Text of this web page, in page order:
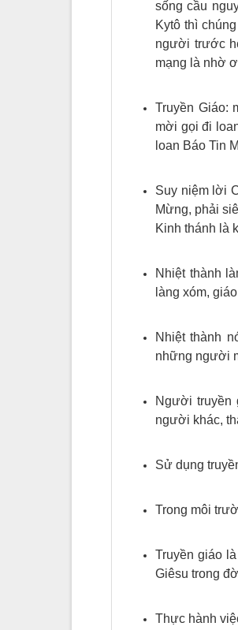
sống cầu
Kytô thì
người trước
mạng là nhờ
Truyền Giáo:
mời gọi đi
loan Báo Tin
Suy niệm lời
Mừng, phải
Kinh thánh là
Nhiệt thành
làng xóm,
Nhiệt thành
những người
Người truyền
người khác,
Sử dụng
Trong môi
Truyền giáo
Giêsu trong
Thực hành